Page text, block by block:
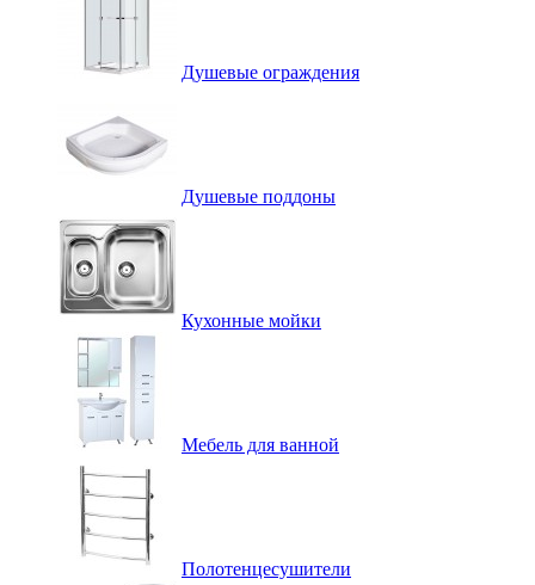
Душевые ограждения
Душевые поддоны
Кухонные мойки
Мебель для ванной
Полотенцесушители